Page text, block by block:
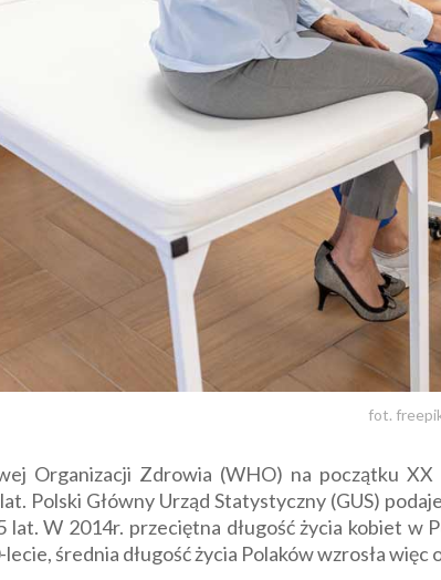
fot.
Organizacji Zdrowia (WHO) na początku
Polski Główny Urząd Statystyczny (GUS)
lat. W 2014r. przeciętna długość życia kobiet w
średnia długość życia Polaków wzrosła więc